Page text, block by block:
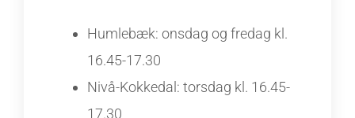
Humlebæk: onsdag og fredag kl.
16.45-17.30
Nivå-Kokkedal: torsdag kl. 16.45-
17.30